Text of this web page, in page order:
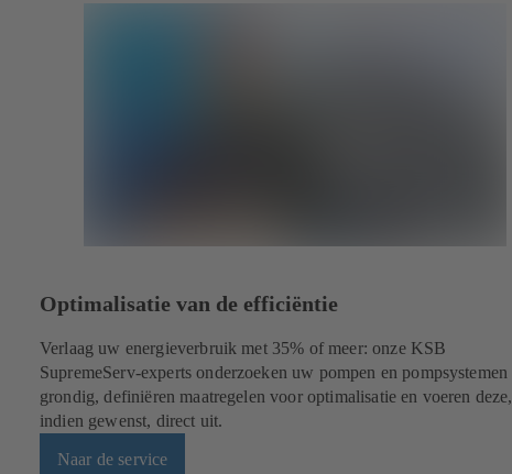
Optimalisatie van de efficiëntie
Verlaag uw energieverbruik met 35% of meer: onze KSB
SupremeServ-experts onderzoeken uw pompen en pompsystemen
grondig, definiëren maatregelen voor optimalisatie en voeren deze,
indien gewenst, direct uit.
Naar de service